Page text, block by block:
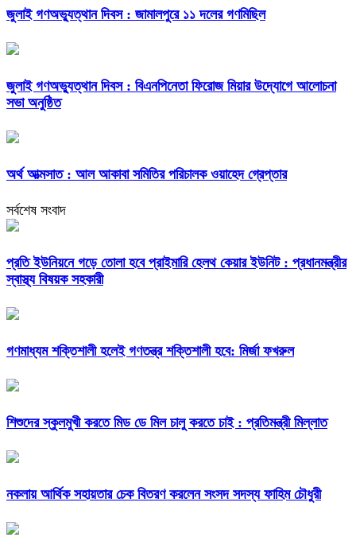
জুলাই গণঅভ্যুত্থান দিবস : জামালপুরে ১১ দলের গণমিছিল
জুলাই গণঅভ্যুত্থান দিবস : বিএনপিনেতা ফিরোজ মিয়ার উদ্যোগে আলোচনা
সভা অনুষ্ঠিত
অর্থ আত্মসাত : আল আকাবা সমিতির পরিচালক ওয়াহেদ গ্রেপ্তার
সর্বশেষ সংবাদ
প্রতি ইউনিয়নে গড়ে তোলা হবে প্রাইমারি হেলথ কেয়ার ইউনিট : প্রধানমন্ত্রীর
স্বাস্থ্য বিষয়ক সহকারী
গণমাধ্যম শক্তিশালী হলেই গণতন্ত্র শক্তিশালী হবে: মির্জা ফখরুল
শিশুদের স্কুলমুখী করতে মিড ডে মিল চালু করতে চাই : প্রতিমন্ত্রী মিল্লাত
নকলায় আর্থিক সহায়তার চেক বিতরণ করলেন সংসদ সদস্য ফাহিম চৌধুরী